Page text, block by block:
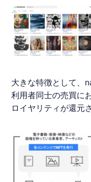
大きな特徴として、
利用者同士の売買に
ロイヤリティが還元